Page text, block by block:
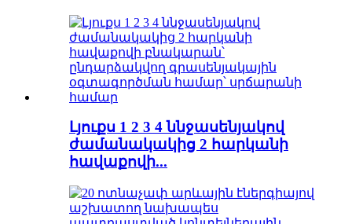
Լյուքս 1 2 3 4 ննջասենյակով
ժամանակակից 2 հարկանի
հավաքովի...